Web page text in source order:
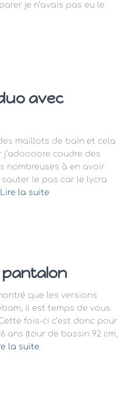
je n’avais pas eu le
avec
maillots de bain et cela
j’adoooore coudre des
nombreuses à en avoir
le pas car le lycra
Lire la suite
pantalon
que les versions
il est temps de vous
fois-ci c’est donc pour
ans (tour de bassin 92 cm,
la suite